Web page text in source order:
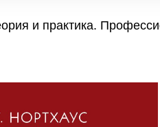
и практика.